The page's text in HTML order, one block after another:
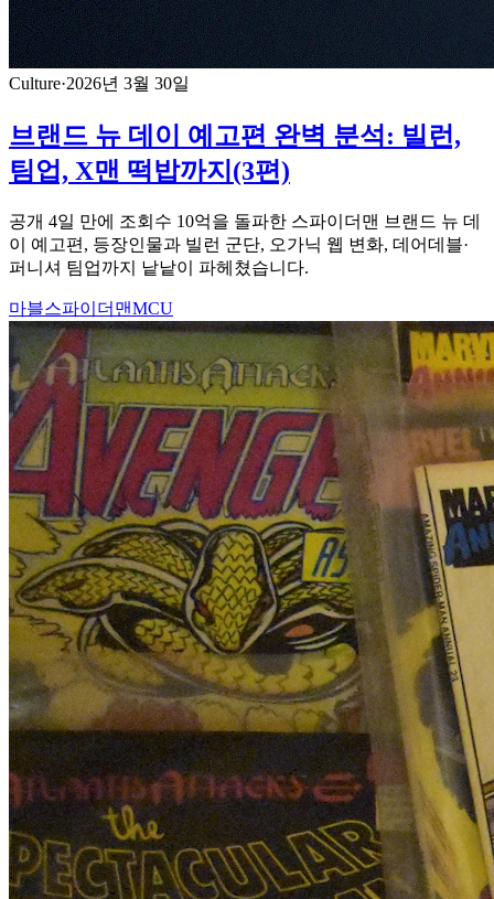
Culture·2026년 3월 30일
브랜드 뉴 데이 예고편 완벽 분석: 빌런,
팀업, X맨 떡밥까지(3편)
공개 4일 만에 조회수 10억을 돌파한 스파이더맨 브랜드 뉴 데
이 예고편, 등장인물과 빌런 군단, 오가닉 웹 변화, 데어데블·
퍼니셔 팀업까지 낱낱이 파헤쳤습니다.
마블스파이더맨MCU